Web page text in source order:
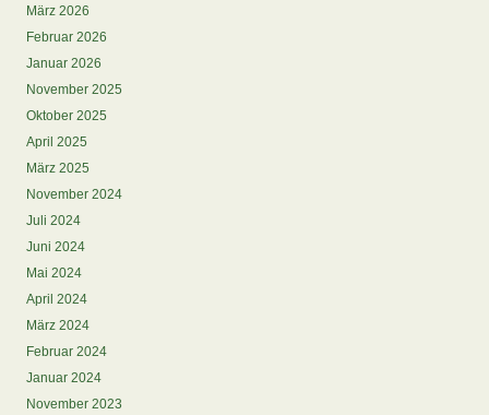
März 2026
Februar 2026
Januar 2026
November 2025
Oktober 2025
April 2025
März 2025
November 2024
Juli 2024
Juni 2024
Mai 2024
April 2024
März 2024
Februar 2024
Januar 2024
November 2023